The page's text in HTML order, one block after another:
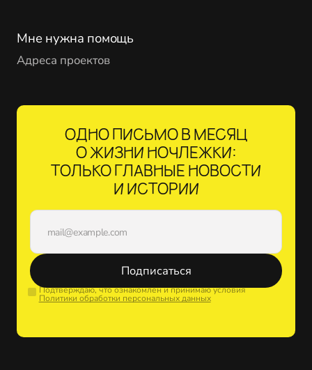
Мне нужна помощь
Адреса проектов
ОДНО ПИСЬМО В МЕСЯЦ
О ЖИЗНИ НОЧЛЕЖКИ:
ТОЛЬКО ГЛАВНЫЕ НОВОСТИ
И ИСТОРИИ
Подписаться
Подтверждаю, что ознакомлен и принимаю условия
Политики обработки персональных данных